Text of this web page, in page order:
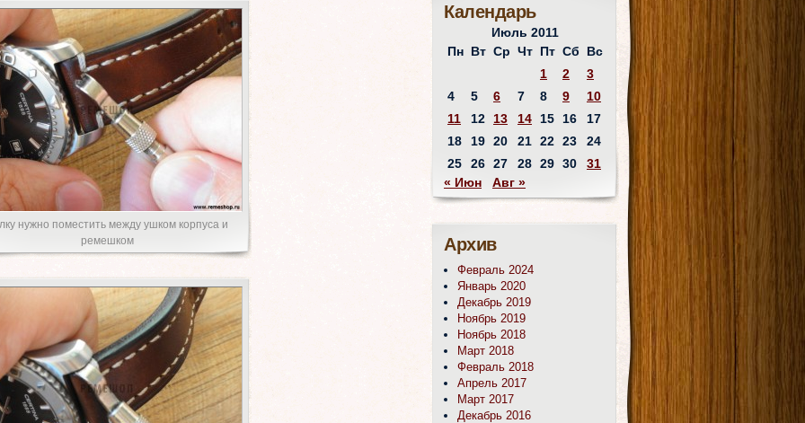
нужно поместить между ушком корпуса и
ремешком
Календарь
Июль 2011
Пн Вт Ср Чт Пт Сб
Вс
1
2
3
4
5 6 7 8 9
10
11
12 13 14 15 16
17
18
19 20 21 22 23
24
25
26 27 28 29 30
31
« Июн
Авг »
Архив
Февраль 2024
Январь 2020
Декабрь 2019
Ноябрь 2019
Ноябрь 2018
Март 2018
Февраль 2018
Апрель 2017
Март 2017
Декабрь 2016